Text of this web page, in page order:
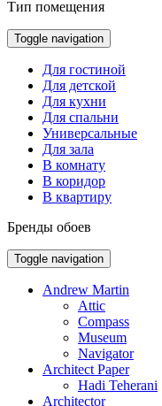
Тип помещения
Toggle navigation
Для гостиной
Для детской
Для кухни
Для спальни
Универсальные
Для зала
В комнату
В коридор
В квартиру
Бренды обоев
Toggle navigation
Andrew Martin
Attic
Compass
Museum
Navigator
Architect Paper
Hadi Teherani
Architector